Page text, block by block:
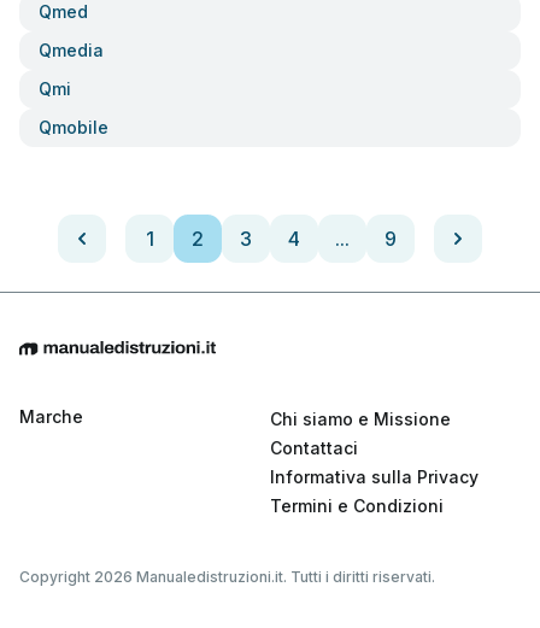
Qmed
Qmedia
Qmi
Qmobile
1 2 3 4 ... 9
Marche
Chi siamo e Missione
Contattaci
Informativa sulla Privacy
Termini e Condizioni
Copyright 2026 Manualedistruzioni.it. Tutti i diritti riservati.